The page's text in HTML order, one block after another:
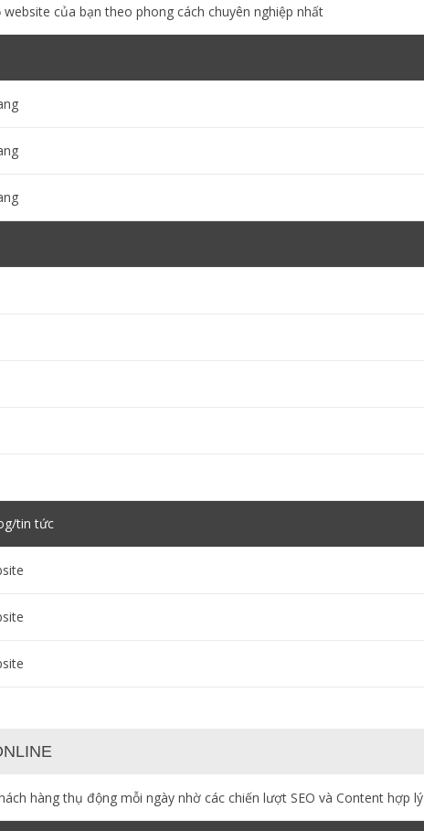
của bạn theo phong cách chuyên nghiệp nhất
tin tức
hàng thụ động mỗi ngày nhờ các chiến lượt SEO và Content hợp lý